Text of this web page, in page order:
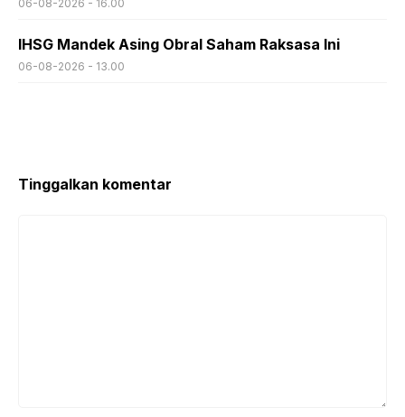
06-08-2026 - 16.00
IHSG Mandek Asing Obral Saham Raksasa Ini
06-08-2026 - 13.00
Tinggalkan komentar